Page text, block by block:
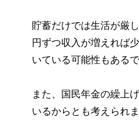
貯蓄だけでは生活が厳
円ずつ収入が増えれば
いている可能性もあるで
また、国民年金の繰上
いるからとも考えられま